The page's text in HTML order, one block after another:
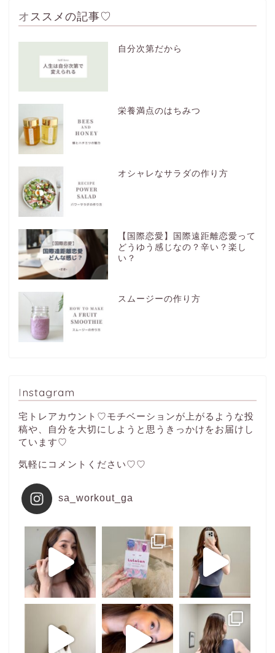
オススメの記事♡
自分次第だから
栄養満点のはちみつ
オシャレなサラダの作り方
【国際恋愛】国際遠距離恋愛って
どうゆう感じなの？辛い？楽し
い？
スムージーの作り方
Instagram
宅トレアカウント♡モチベーションが上がるような投
稿や、自分を大切にしようと思うきっかけをお届けし
ています♡
気軽にコメントください♡♡
sa_workout_ga